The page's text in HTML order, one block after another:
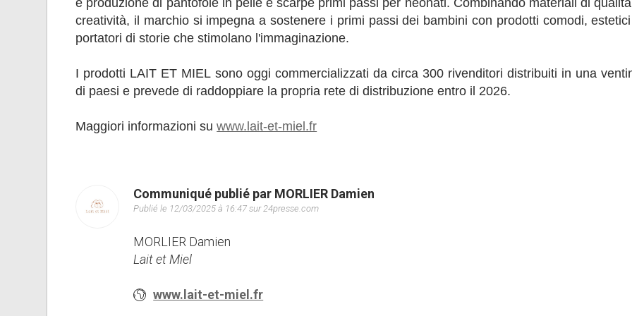
e produzione di pantofole in pelle e scarpe primi passi per neonati. Combinando materiali di
creatività, il marchio si impegna a sostenere i primi passi dei bambini con prodotti comodi,
portatori di storie che stimolano l'immaginazione.
I prodotti LAIT ET MIEL sono oggi commercializzati da circa 300 rivenditori distribuiti in una
di paesi e prevede di raddoppiare la propria rete di distribuzione entro il 2026.
Maggiori informazioni suwww.lait-et-miel.fr
Communiqué publié par MORLIER Damien
Publié le 12/03/2025 à 16:47 sur 24presse.com
MORLIER Damien
Lait et Miel
www.lait-et-miel.fr